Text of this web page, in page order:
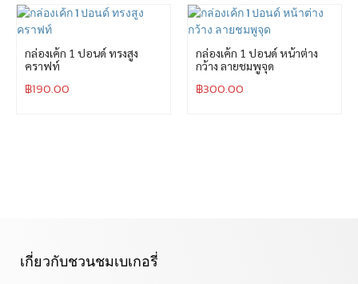
กล่องเค้ก 1 ปอนด์ ทรงสูง
คราฟท์
฿190.00
กล่องเค้ก 1 ปอนด์ หน้าต่าง
กว้าง ลายชมพูจุด
฿300.00
เกี่ยวกับชวนชมเบเกอรี่